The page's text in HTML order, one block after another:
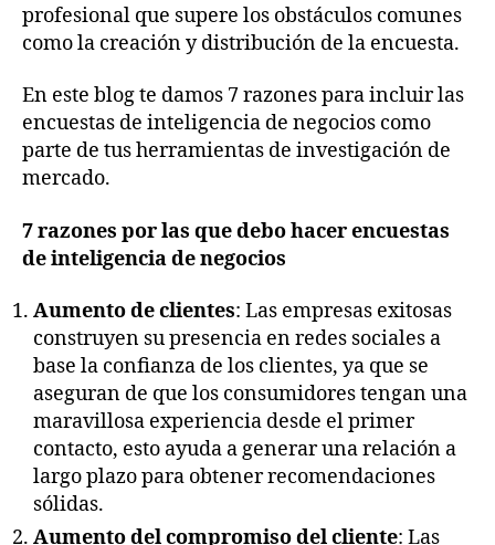
profesional que supere los obstáculos comunes
como la creación y distribución de la encuesta.
En este blog te damos 7 razones para incluir las
encuestas de inteligencia de negocios como
parte de tus herramientas de investigación de
mercado.
7 razones por las que debo hacer encuestas
de inteligencia de negocios
Aumento de clientes: Las empresas exitosas
construyen su presencia en redes sociales a
base la confianza de los clientes, ya que se
aseguran de que los consumidores tengan una
maravillosa experiencia desde el primer
contacto, esto ayuda a generar una relación a
largo plazo para obtener recomendaciones
sólidas.
Aumento del compromiso del cliente: Las